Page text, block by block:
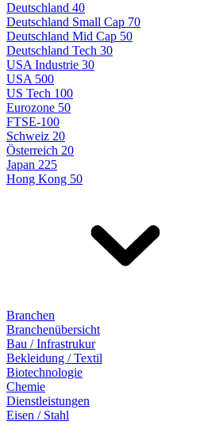
Deutschland 40
Deutschland Small Cap 70
Deutschland Mid Cap 50
Deutschland Tech 30
USA Industrie 30
USA 500
US Tech 100
Eurozone 50
FTSE-100
Schweiz 20
Österreich 20
Japan 225
Hong Kong 50
Branchen
Branchenübersicht
Bau / Infrastrukur
Bekleidung / Textil
Biotechnologie
Chemie
Dienstleistungen
Eisen / Stahl